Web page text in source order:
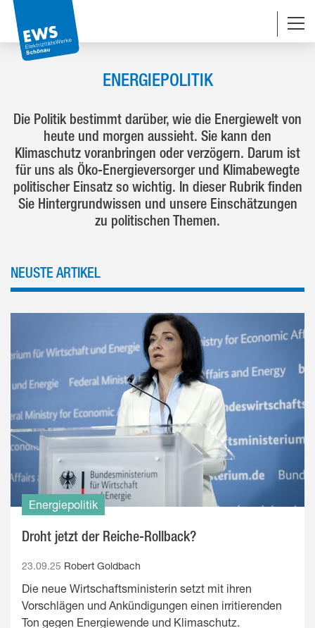
Navigationsabkürzungen
Zum Inhalt springen (Accesskey '1')
Zur Navigation springen (Accesskey '3')
Zur Suche springen (Accesskey '2')
ENERGIEPOLITIK
Die Politik bestimmt darüber, wie die Energiewelt von
heute und morgen aussieht. Sie kann den
Klimaschutz voranbringen oder verzögern. Darum ist
für uns als Öko-Energieversorger und Klimabewegte
politischer Einsatz so wichtig. In dieser Rubrik finden
Sie Hintergrundwissen und unsere Einschätzungen
zu politischen Themen.
NEUSTE ARTIKEL
Energiepolitik
Droht jetzt der Reiche-Rollback?
23.09.25 Robert Goldbach
Die neue Wirtschaftsministerin setzt mit ihren
Vorschlägen und Ankündigungen einen irritierenden
Ton gegen Energiewende und Klimaschutz.